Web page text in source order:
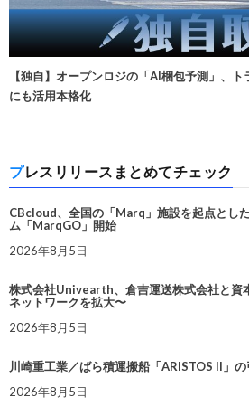
【独自】オープンロジの「AI梱包予測」、
にも活用本格化
プレスリリースまとめてチェック
CBcloud、全国の「Marq」施設を起点とし
ム「MarqGO」開始
2026年8月5日
株式会社Univearth、倉吉運送株式会社と資
ネットワークを拡大〜
2026年8月5日
川崎重工業／ばら積運搬船「ARISTOS II」の
2026年8月5日